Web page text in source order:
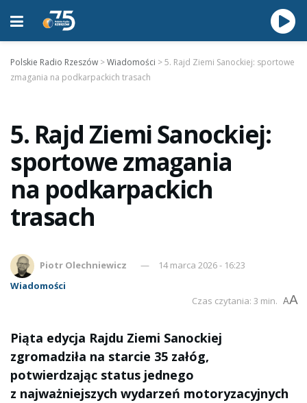
Polskie Radio Rzeszów >Wiadomości >5. Rajd Ziemi Sanockiej: sportowe
zmagania na podkarpackich trasach
5. Rajd Ziemi Sanockiej:
sportowe zmagania
na podkarpackich
trasach
Piotr Olechniewicz
14 marca 2026 - 16:23
Wiadomości
Czas czytania: 3 min. AA
Piąta edycja Rajdu Ziemi Sanockiej
zgromadziła na starcie 35 załóg,
potwierdzając status jednego
z najważniejszych wydarzeń motoryzacyjnych